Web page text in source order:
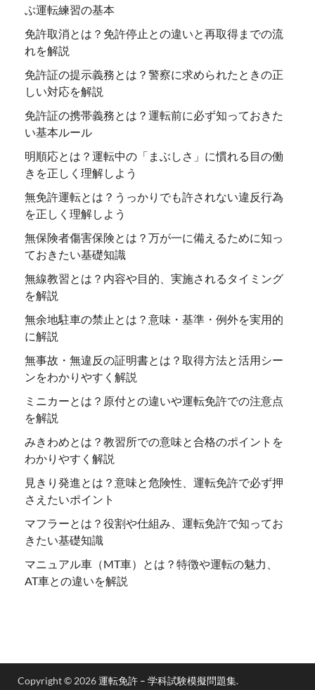
ぶ運転練習の基本
免許取消とは？免許停止との違いと再取得までの流
れを解説
免許証の提示義務とは？警察に求められたときの正
しい対応を解説
免許証の携帯義務とは？運転前に必ず知っておきた
い基本ルール
明順応とは？運転中の「まぶしさ」に慣れる目の働
きを正しく理解しよう
無免許運転とは？うっかりでも許されない違反行為
を正しく理解しよう
無保険者傷害保険とは？万が一に備えるために知っ
ておきたい基礎知識
無線教習とは？内容や目的、実施されるタイミング
を解説
無余地駐車の禁止とは？意味・基準・例外を実用的
に解説
無事故・無違反の証明書とは？取得方法と活用シー
ンをわかりやすく解説
ミニカーとは？原付との違いや運転免許での注意点
を解説
みきわめとは？教習所での意味と合格のポイントを
わかりやすく解説
見きり発進とは？意味と危険性、運転免許で必ず押
さえたいポイント
マフラーとは？役割や仕組み、運転免許で知ってお
きたい基礎知識
マニュアル車（MT車）とは？特徴や運転の魅力、
AT車との違いを解説
Copyright © 2026運転免許 – 学科試験模擬問題集.